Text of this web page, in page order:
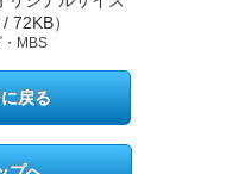
72KB）
MBS
戻る